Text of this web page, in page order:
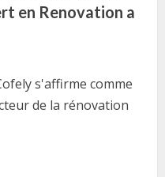
en Renovation a
s'affirme comme
de la rénovation